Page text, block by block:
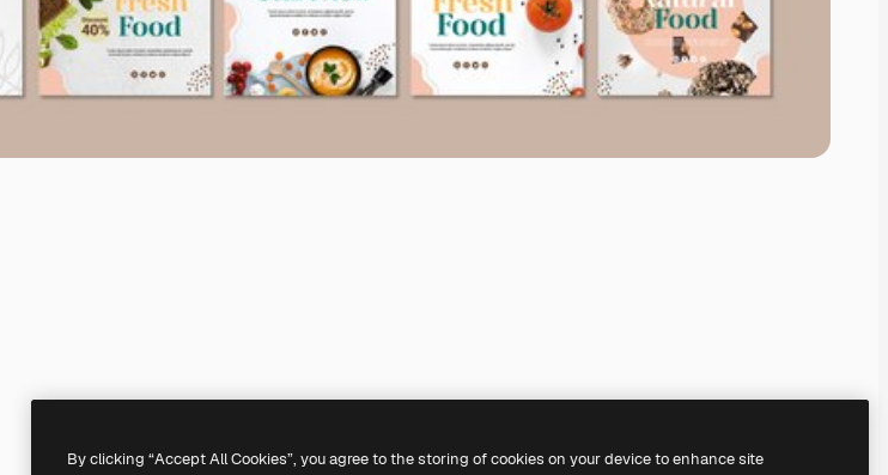
By clicking “Accept All Cookies”, you agree to the storing of cookies on your device to enhance site